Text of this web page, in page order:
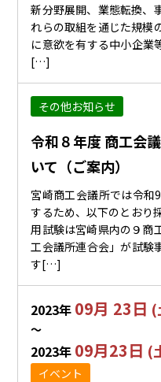
新分野展開、業態転換、
れらの取組を通じた規模
に意欲を有する中小企業
[…]
その他お知らせ
令和８年度 商工会
いて（ご案内）
宮崎商工会議所では令和
するため、以下のとおり
用試験は宮崎県内の９商
工会議所連合会」が試験
す[…]
2023年 09月 23日 (
〜
2023年 09月23日 (
イベント